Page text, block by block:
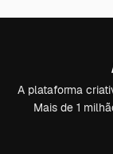
A plataforma
Mais de 1